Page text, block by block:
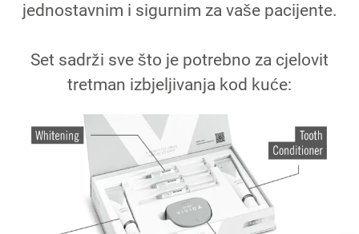
jednostavnim i sigurnim za vaše pacijente.
Set sadrži sve što je potrebno za cjelovit
tretman izbjeljivanja kod kuće: